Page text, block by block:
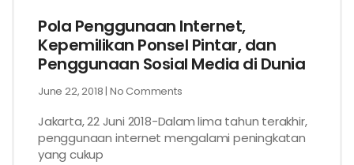
Pola Penggunaan Internet,
Kepemilikan Ponsel Pintar, dan
Penggunaan Sosial Media di Dunia
June 22, 2018 No Comments
Jakarta, 22 Juni 2018-Dalam lima tahun terakhir,
penggunaan internet mengalami peningkatan
yang cukup